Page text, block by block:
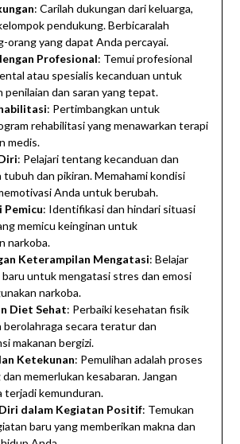
: Carilah dukungan dari keluarga,
pendukung. Berbicaralah
orang yang dapat Anda percayai.
Profesional: Temui profesional
atau spesialis kecanduan untuk
penilaian dan saran yang tepat.
: Pertimbangkan untuk
rehabilitasi yang menawarkan terapi
medis.
: Pelajari tentang kecanduan dan
tubuh dan pikiran. Memahami kondisi
Anda untuk berubah.
Pemicu: Identifikasi dan hindari situasi
memicu keinginan untuk
narkoba.
Keterampilan Mengatasi: Belajar
untuk mengatasi stres dan emosi
narkoba.
Diet Sehat: Perbaiki kesehatan fisik
berolahraga secara teratur dan
makanan bergizi.
Ketekunan: Pemulihan adalah proses
memerlukan kesabaran. Jangan
terjadi kemunduran.
dalam Kegiatan Positif: Temukan
baru yang memberikan makna dan